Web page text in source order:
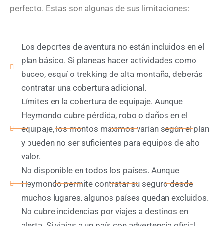
perfecto. Estas son algunas de sus limitaciones:
Los deportes de aventura no están incluidos en el
plan básico. Si planeas hacer actividades como
buceo, esquí o trekking de alta montaña, deberás
contratar una cobertura adicional.
Límites en la cobertura de equipaje. Aunque
Heymondo cubre pérdida, robo o daños en el
equipaje, los montos máximos varían según el plan
y pueden no ser suficientes para equipos de alto
valor.
No disponible en todos los países. Aunque
Heymondo permite contratar su seguro desde
muchos lugares, algunos países quedan excluidos.
No cubre incidencias por viajes a destinos en